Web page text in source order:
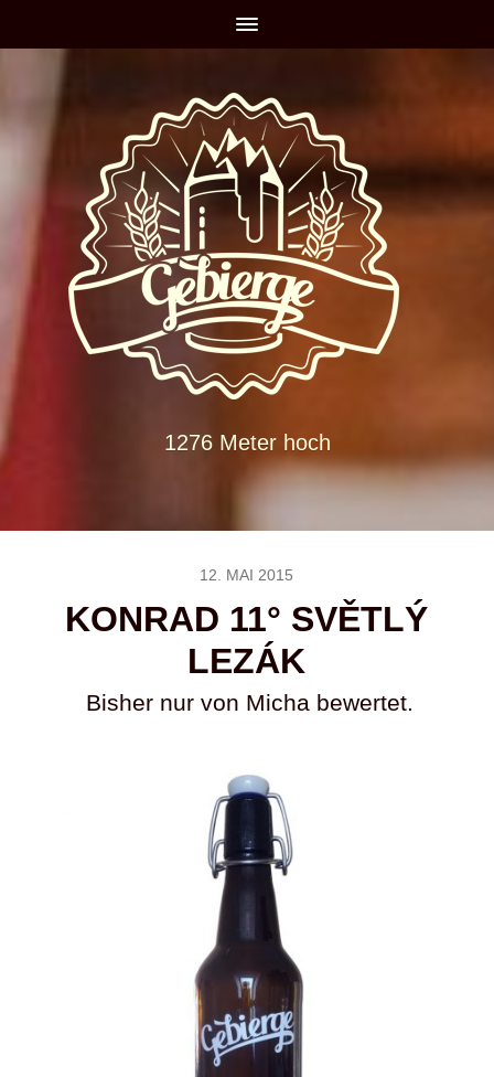
1276 Meter hoch
12. MAI 2015
KONRAD 11° SVĚTLÝ
LEZÁK
Bisher nur von Micha bewertet.